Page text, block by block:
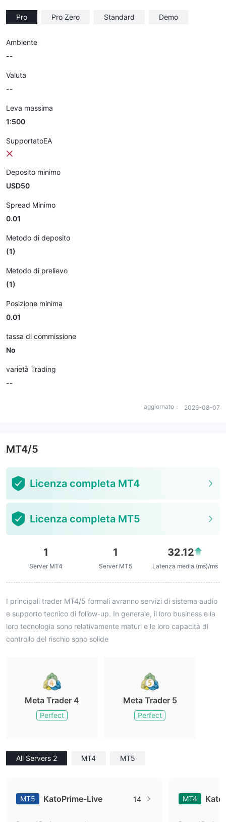
Pro Pro Zero Standard Demo
Ambiente
--
Valuta
--
Leva massima
1:500
SupportatoEA
Deposito minimo
USD50
Spread Minimo
0.01
Metodo di deposito
(1)
Metodo di prelievo
(1)
Posizione minima
0.01
tassa di commissione
No
varietà Trading
--
aggiornato： 2026-08-07
MT4/5
Licenza completa MT4
Licenza completa MT5
1
Server MT4
1
Server MT5
32.12
Latenza media (ms)/ms
I principali trader MT4/5 formali avranno servizi di sistema audio
e supporto tecnico di follow-up. In generale, il loro business e la
loro tecnologia sono relativamente maturi e le loro capacità di
controllo del rischio sono solide
Meta Trader 4
Perfect
Meta Trader 5
Perfect
All Servers 2 MT4 MT5
MT5 KatoPrime-Live 14 MT4